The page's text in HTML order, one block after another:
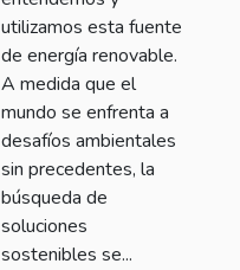
utilizamos esta fuente
de energía renovable.
A medida que el
mundo se enfrenta a
desafíos ambientales
sin precedentes, la
búsqueda de
soluciones
sostenibles se...